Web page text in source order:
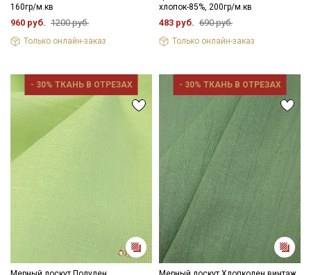
160гр/м.кв
960 руб. 1200 руб.
Только онлайн-заказ
хлопок-85%, 200гр/м.кв
483 руб. 690 руб.
Только онлайн-заказ
- 30% ТКАНЬ В ОТРЕЗАХ - 30% ТКАНЬ В ОТРЕЗАХ